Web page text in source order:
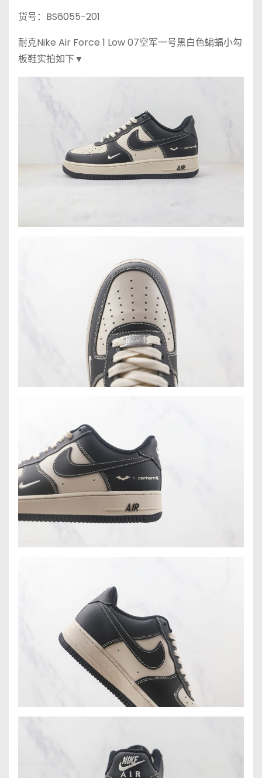
货号：BS6055-201
耐克Nike Air Force 1 Low 07空军一号黑白色蝙蝠小勾
板鞋实拍如下▼